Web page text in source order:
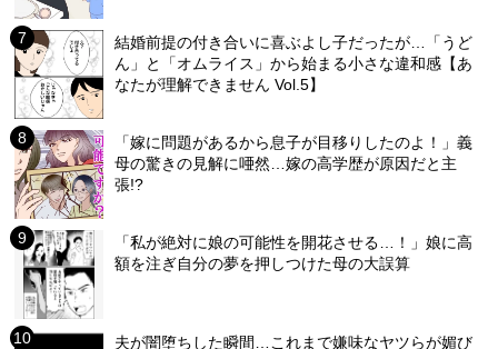
結婚前提の付き合いに喜ぶよし子だったが…「うど
ん」と「オムライス」から始まる小さな違和感【あ
なたが理解できません Vol.5】
「嫁に問題があるから息子が目移りしたのよ！」義
母の驚きの見解に唖然…嫁の高学歴が原因だと主
張!?
「私が絶対に娘の可能性を開花させる…！」娘に高
額を注ぎ自分の夢を押しつけた母の大誤算
夫が闇堕ちした瞬間…これまで嫌味なヤツらが媚び